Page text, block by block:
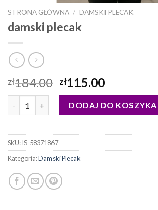
STRONA GŁÓWNA / DAMSKI PLECAK
damski plecak
zł184.00 zł115.00
DODAJ DO KOSZYKA
SKU:IS-58371867
Kategoria:Damski Plecak